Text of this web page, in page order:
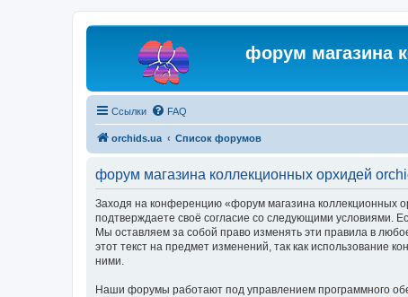
форум магазина
Ссылки FAQ
orchids.ua Список форумов
форум магазина коллекционных орхидей
Заходя на конференцию «форум магазина коллекционных
подтверждаете своё согласие со следующими условиями.
Мы оставляем за собой право изменять эти правила в
этот текст на предмет изменений, так как использование
ними.
Наши форумы работают под управлением программного